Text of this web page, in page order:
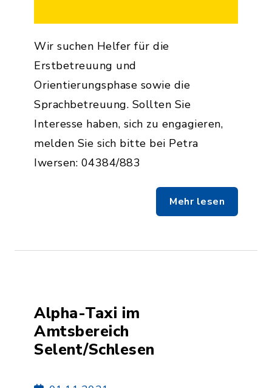
Wir suchen Helfer für die
Erstbetreuung und
Orientierungsphase sowie die
Sprachbetreuung. Sollten Sie
Interesse haben, sich zu engagieren,
melden Sie sich bitte bei Petra
Iwersen: 04384/883
Mehr lesen
Alpha-Taxi im
Amtsbereich
Selent/Schlesen